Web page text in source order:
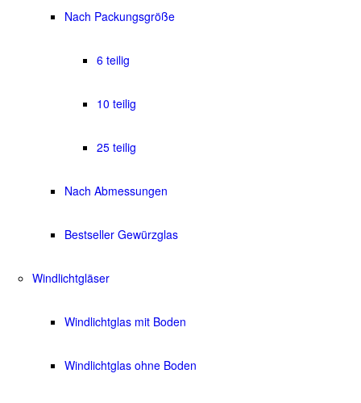
Nach Packungsgröße
6 teilig
10 teilig
25 teilig
Nach Abmessungen
Bestseller Gewürzglas
Windlichtgläser
Windlichtglas mit Boden
Windlichtglas ohne Boden